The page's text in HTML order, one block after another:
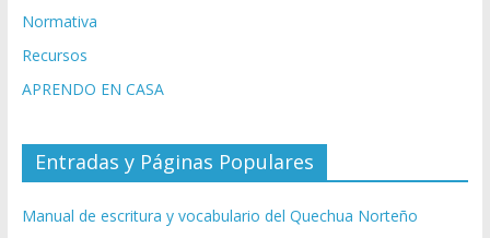
Normativa
Recursos
APRENDO EN CASA
Entradas y Páginas Populares
Manual de escritura y vocabulario del Quechua Norteño